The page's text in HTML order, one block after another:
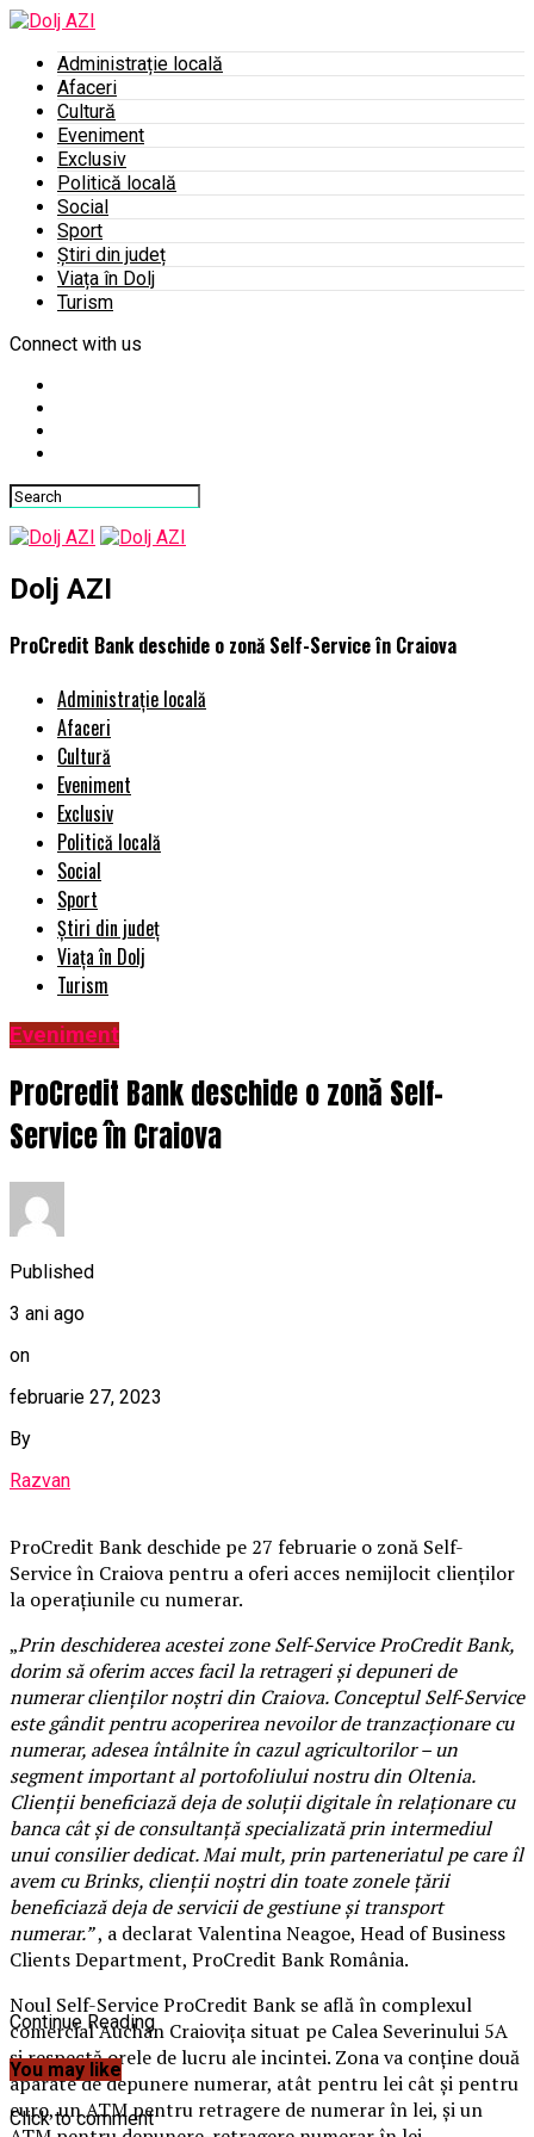
Administrație locală
Afaceri
Cultură
Eveniment
Exclusiv
Politică locală
Social
Sport
Știri din județ
Viața în Dolj
Turism
Connect with us
Dolj AZI
ProCredit Bank deschide o zonă Self-Service în Craiova
Administrație locală
Afaceri
Cultură
Eveniment
Exclusiv
Politică locală
Social
Sport
Știri din județ
Viața în Dolj
Turism
Eveniment
ProCredit Bank deschide o zonă Self-
Service în Craiova
Published
3 ani ago
on
februarie 27, 2023
By
Razvan
ProCredit Bank deschide pe 27 februarie o zonă Self-
Service în Craiova pentru a oferi acces nemijlocit clienților
la operațiunile cu numerar.
„Prin deschiderea acestei zone Self-Service ProCredit Bank,
dorim să oferim acces facil la retrageri și depuneri de
numerar clienților noștri din Craiova. Conceptul Self-Service
este gândit pentru acoperirea nevoilor de tranzacționare cu
numerar, adesea întâlnite în cazul agricultorilor – un
segment important al portofoliului nostru din Oltenia.
Clienții beneficiază deja de soluții digitale în relaționare cu
banca cât și de consultanță specializată prin intermediul
unui consilier dedicat.Mai mult, prin parteneriatul pe care îl
avem cu Brinks, clienții noștri din toate zonele țării
beneficiază deja de servicii de gestiune și transport
numerar.”, a declarat Valentina Neagoe, Head of Business
Clients Department, ProCredit Bank România.
Noul Self-Service ProCredit Bank se află în complexul
comercial Auchan Craiovița situat pe Calea Severinului 5A
și respectă orele de lucru ale incintei. Zona va conține două
aparate de depunere numerar, atât pentru lei cât și pentru
euro, un ATM pentru retragere de numerar în lei, și un
Continue Reading
You may like
Click to comment